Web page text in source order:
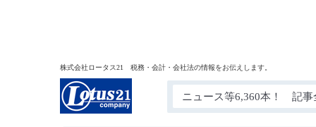
株式会社ロータス21 税務・会計・会社法の情報をお伝えします。